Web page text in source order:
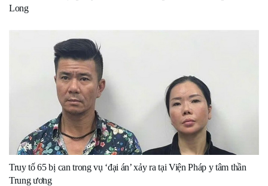
Long
Truy tố 65 bị can trong vụ ‘đại án’ xảy ra tại Viện Pháp y tâm thần
Trung ương